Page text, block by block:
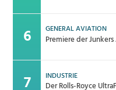
GENERAL AVIATION
Premiere der
INDUSTRIE
Der Rolls-Royce